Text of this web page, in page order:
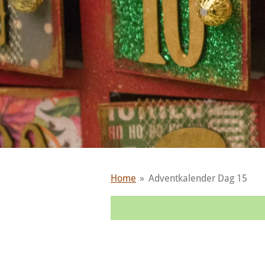
Home » Adventkalender Dag 15